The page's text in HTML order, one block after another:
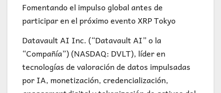
Fomentando el impulso global antes de
participar en el próximo evento XRP Tokyo
Datavault AI Inc. (“Datavault AI” o la
“Compañía”) (NASDAQ: DVLT), líder en
tecnologías de valoración de datos impulsadas
por IA, monetización, credencialización,